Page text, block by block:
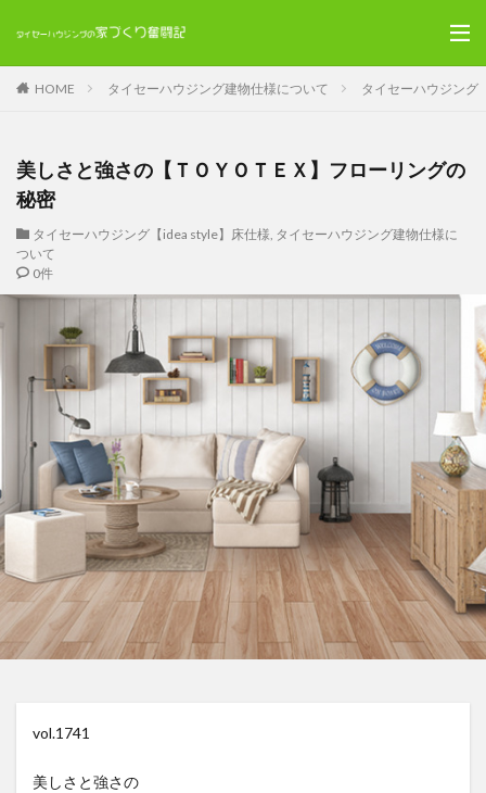
HOME タイセーハウジング建物仕様について タイセーハウジング
美しさと強さの【ＴＯＹＯＴＥＸ】フローリングの
秘密
タイセーハウジング【idea style】床仕様, タイセーハウジング建物仕様に
ついて
0件
vol.1741
美しさと強さの